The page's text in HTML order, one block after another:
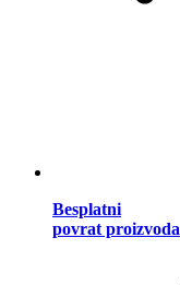
Besplatni
povrat proizvoda